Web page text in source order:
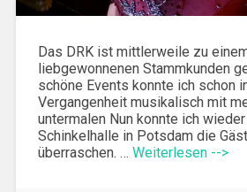
Das DRK ist mittlerweile zu
liebgewonnenen Stammkunden
schöne Events konnte ich schon
Vergangenheit musikalisch mit
untermalen Nun konnte ich
Schinkelhalle in Potsdam die
überraschen. … Weiterlesen -->